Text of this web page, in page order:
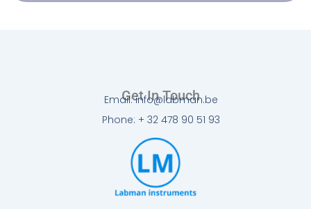
Get In Touch
Email: info@labman.be
Phone: + 32 478 90 51 93